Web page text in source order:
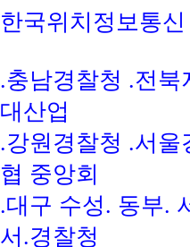
한국위치정보통신
.충남경찰청 .전
대산업
.강원경찰청 .서
협 중앙회
.대구 수성. 동부.
서.경찰청